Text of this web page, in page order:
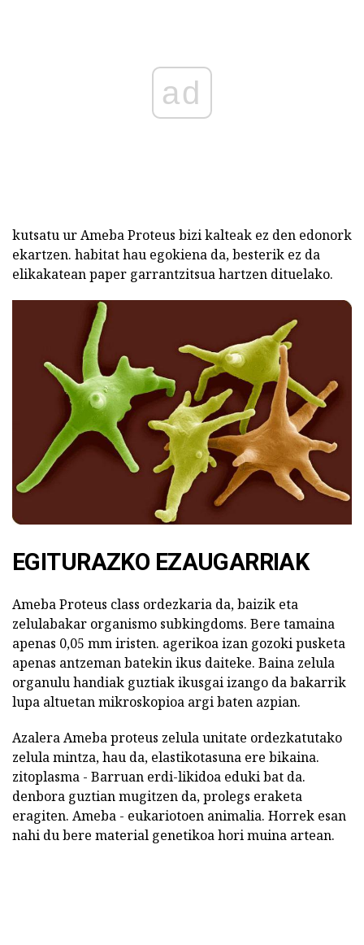
ad
kutsatu ur Ameba Proteus bizi kalteak ez den edonork
ekartzen. habitat hau egokiena da, besterik ez da
elikakatean paper garrantzitsua hartzen dituelako.
EGITURAZKO EZAUGARRIAK
Ameba Proteus class ordezkaria da, baizik eta
zelulabakar organismo subkingdoms. Bere tamaina
apenas 0,05 mm iristen. agerikoa izan gozoki pusketa
apenas antzeman batekin ikus daiteke. Baina zelula
organulu handiak guztiak ikusgai izango da bakarrik
lupa altuetan mikroskopioa argi baten azpian.
Azalera Ameba proteus zelula unitate ordezkatutako
zelula mintza, hau da, elastikotasuna ere bikaina.
zitoplasma - Barruan erdi-likidoa eduki bat da.
denbora guztian mugitzen da, prolegs eraketa
eragiten. Ameba - eukariotoen animalia. Horrek esan
nahi du bere material genetikoa hori muina artean.